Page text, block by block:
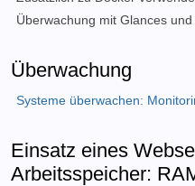
Überwachung mit Glances und
Überwachung
Systeme überwachen:
Einsatz eines
Arbeitsspeicher: